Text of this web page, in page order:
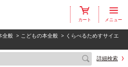
カート メニュー
全般 > こどもの本全般 > くらべるためすサイエ
詳細検索